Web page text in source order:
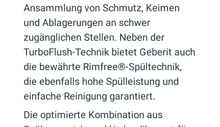
Ansammlung von Schmutz, Keimen
und Ablagerungen an schwer
zugänglichen Stellen. Neben der
TurboFlush-Technik bietet Geberit auch
die bewährte Rimfree®-Spültechnik,
die ebenfalls hohe Spülleistung und
einfache Reinigung garantiert.
Die optimierte Kombination aus